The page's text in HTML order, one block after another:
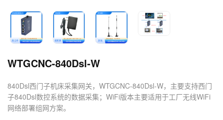
WTGCNC-840Dsl-W
840Dsl西门子机床采集网关，WTGCNC-840Dsl-W，主要支持西门
子840Dsl数控系统的数据采集；WiFi版本主要适用于工厂无线WiFi
网络部署组网方案。
服务？